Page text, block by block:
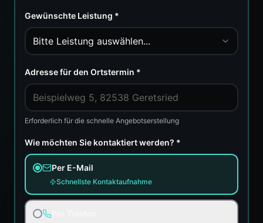
Gewünschte Leistung *
Bitte Leistung auswählen...
Adresse für den Ortstermin *
Erforderlich für die schnelle Angebotserstellung
Wie möchten Sie kontaktiert werden? *
Per E-Mail
Schnellste Kontaktaufnahme